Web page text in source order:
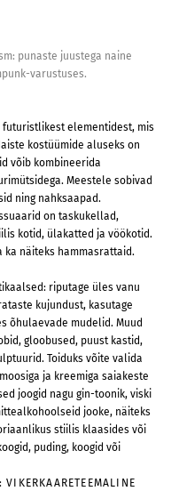
punaste juustega naine
varustuses.
elementidest, mis
kostüümide aluseks on
võib kombineerida
Meestele sobivad
ning nahksaapad.
on taskukellad,
kotid, ülakatted ja vöökotid.
näiteks hammasrattaid.
riputage üles vanu
kujundust, kasutage
õhulaevade mudelid. Muud
gloobused, puust kastid,
Toiduks võite valida
ja kreemiga saiakeste
joogid nagu gin-toonik, viski
jooke, näiteks
stiilis klaasides või
puding, koogid või